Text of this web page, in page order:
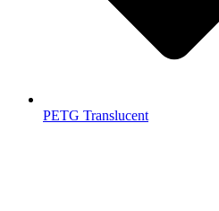
PETG Translucent